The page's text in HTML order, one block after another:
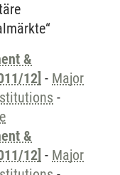
&
12] - Major
-
&
12] - Major